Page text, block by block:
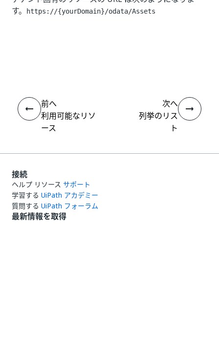
す。
https://{yourDomain}/odata/Assets
前へ
利用可能なリソ
ース
次へ
列挙のリス
ト
接続
ヘルプ リソース サポート
学習する UiPath アカデミー
質問する UiPath フォーラム
最新情報を取得